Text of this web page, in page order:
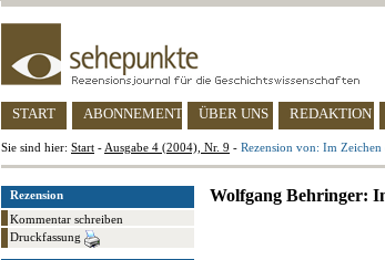
START ABONNEMENT ÜBER UNS REDAKTION
Sie sind hier: Start - Ausgabe 4 (2004), Nr. 9 - Rezension von: Im
Rezension
Kommentar schreiben
Druckfassung
Wolfgang Behringer: